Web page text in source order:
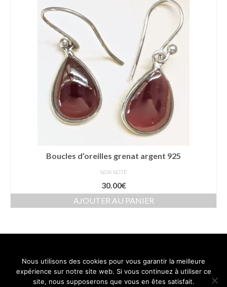
Boucles d’oreilles grenat argent 925
NON NOTÉ
30.00€
AJOUTER AU PANIER
Contact
Conditions générales de vente
Politique de confidentialité
Nous utilisons des cookies pour vous garantir la meilleure
expérience sur notre site web. Si vous continuez à utiliser ce
site, nous supposerons que vous en êtes satisfait.